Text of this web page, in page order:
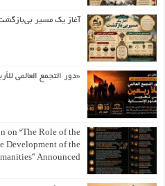
آغاز یک مسیر
«دور التجمع العالمي
on “The Role of the
Development of the
Announced